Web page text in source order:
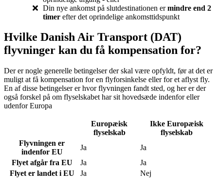
Din nye ankomst på slutdestinationen ermindre end 2
timer efter det oprindelige ankomsttidspunkt
Hvilke Danish Air Transport (DAT)
flyvninger kan du få kompensation for?
Der er nogle generelle betingelser der skal være opfyldt, før at det er
muligt at få kompensation for en flyforsinkelse eller for et aflyst fly.
En af disse betingelser er hvor flyvningen fandt sted, og her er der
også forskel på om flyselskabet har sit hovedsæde indenfor eller
udenfor Europa
Europæisk
flyselskab
Ikke Europæisk
flyselskab
Flyvningen er
indenfor EU
Ja
Ja
Flyet afgår fra EU
Ja
Ja
Flyet er landet i EU
Ja Nej